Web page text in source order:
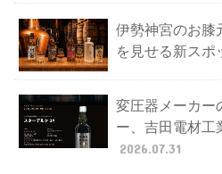
伊勢神宮のお膝
を見せる新スポ
変圧器メーカー
ー、吉田電材工
2026.07.31